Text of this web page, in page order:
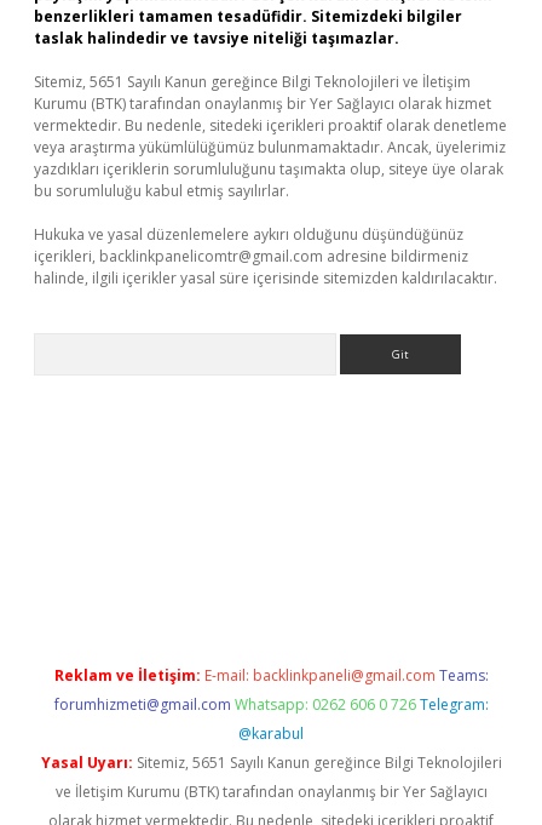
benzerlikleri tamamen tesadüfidir. Sitemizdeki bilgiler
taslak halindedir ve tavsiye niteliği taşımazlar.
Sitemiz, 5651 Sayılı Kanun gereğince Bilgi Teknolojileri ve İletişim
Kurumu (BTK) tarafından onaylanmış bir Yer Sağlayıcı olarak hizmet
vermektedir. Bu nedenle, sitedeki içerikleri proaktif olarak denetleme
veya araştırma yükümlülüğümüz bulunmamaktadır. Ancak, üyelerimiz
yazdıkları içeriklerin sorumluluğunu taşımakta olup, siteye üye olarak
bu sorumluluğu kabul etmiş sayılırlar.
Hukuka ve yasal düzenlemelere aykırı olduğunu düşündüğünüz
içerikleri, backlinkpanelicomtr@gmail.com adresine bildirmeniz
halinde, ilgili içerikler yasal süre içerisinde sitemizden kaldırılacaktır.
Reklam ve İletişim: E-mail: backlinkpaneli@gmail.com Teams:
forumhizmeti@gmail.com Whatsapp: 0262 606 0 726 Telegram:
@karabul
Yasal Uyarı: Sitemiz, 5651 Sayılı Kanun gereğince Bilgi Teknolojileri
ve İletişim Kurumu (BTK) tarafından onaylanmış bir Yer Sağlayıcı
olarak hizmet vermektedir. Bu nedenle, sitedeki içerikleri proaktif